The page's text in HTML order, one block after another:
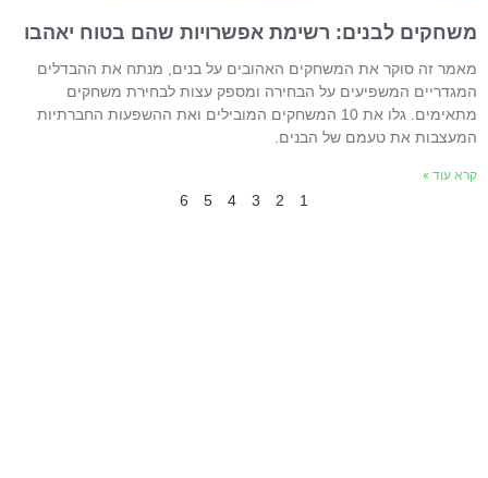
לבנים: רשימת אפשרויות שהם בטוח יאהבו
זה סוקר את המשחקים האהובים על בנים, מנתח את ההבדלים
המשפיעים על הבחירה ומספק עצות לבחירת משחקים
מתאימים. גלו את 10 המשחקים המובילים ואת ההשפעות החברתיות
את טעמם של הבנים.
עוד »
4
5
6